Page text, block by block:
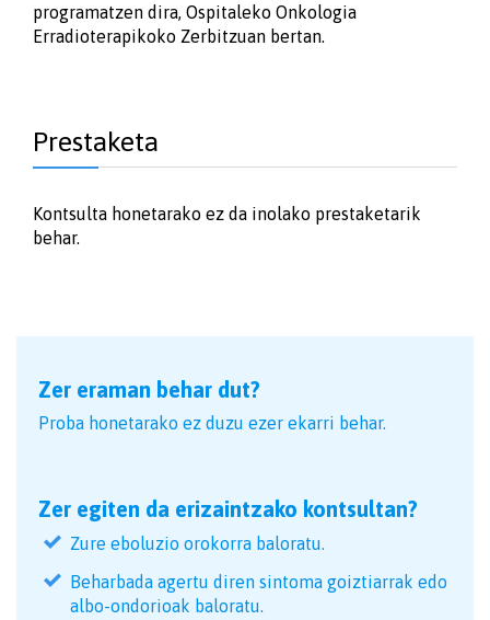
programatzen dira, Ospitaleko Onkologia
Erradioterapikoko Zerbitzuan bertan.
Prestaketa
Kontsulta honetarako ez da inolako prestaketarik
behar.
Zer eraman behar dut?
Proba honetarako ez duzu ezer ekarri behar.
Zer egiten da erizaintzako kontsultan?
Zure eboluzio orokorra baloratu.
Beharbada agertu diren sintoma goiztiarrak edo
albo-ondorioak baloratu.